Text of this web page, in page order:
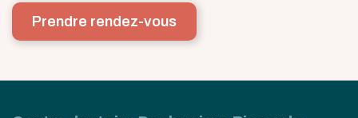
Prendre rendez-vous